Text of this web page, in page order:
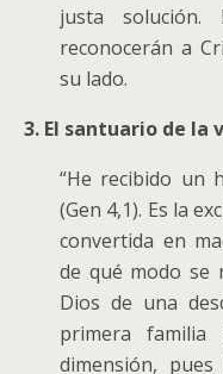
justa
reconocerán a
su lado.
3. El santuario de la
“He recibido un
(Gen 4,1). Es la
convertida en
de qué modo se
Dios de una
primera familia
dimensión,